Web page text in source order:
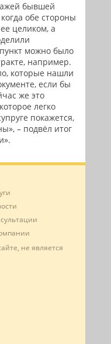
бывшей
обе стороны
целиком, а
можно было
например.
которые нашли
если бы
же это
легко
покажется,
– подвёл итог
не является